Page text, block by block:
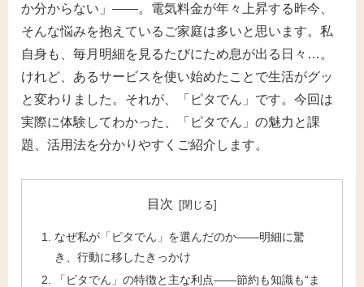
か分からない」――。電気料金が年々上昇する昨今、
そんな悩みを抱えているご家庭は多いと思います。私
自身も、毎月明細を見るたびにため息が出る日々…。
けれど、あるサービスを使い始めたことで生活がグッ
と変わりました。それが、「ピタでん」です。今回は
実際に体験してわかった、「ピタでん」の魅力と課
題、活用法を分かりやすくご紹介します。
目次
なぜ私が「ピタでん」を選んだのか――明細に驚
き、行動に移したきっかけ
「ピタでん」の特徴と主な利点――節約も知識も“ま